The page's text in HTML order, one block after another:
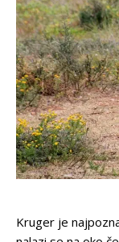
Kruger je